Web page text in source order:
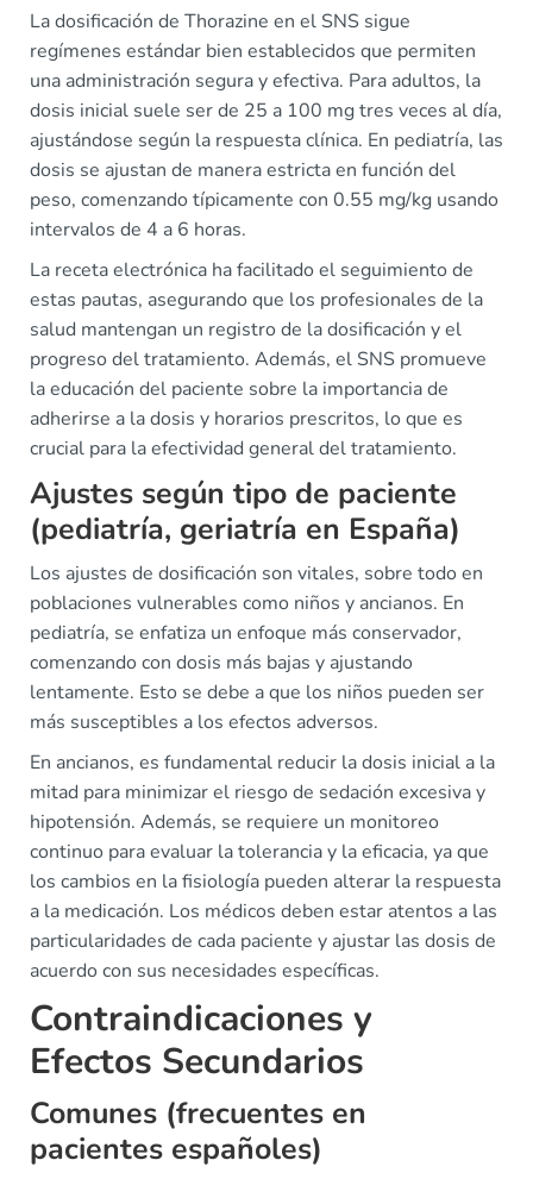
La dosificación de Thorazine en el SNS sigue
regímenes estándar bien establecidos que permiten
una administración segura y efectiva. Para adultos, la
dosis inicial suele ser de 25 a 100 mg tres veces al día,
ajustándose según la respuesta clínica. En pediatría, las
dosis se ajustan de manera estricta en función del
peso, comenzando típicamente con 0.55 mg/kg usando
intervalos de 4 a 6 horas.
La receta electrónica ha facilitado el seguimiento de
estas pautas, asegurando que los profesionales de la
salud mantengan un registro de la dosificación y el
progreso del tratamiento. Además, el SNS promueve
la educación del paciente sobre la importancia de
adherirse a la dosis y horarios prescritos, lo que es
crucial para la efectividad general del tratamiento.
Ajustes según tipo de paciente
(pediatría, geriatría en España)
Los ajustes de dosificación son vitales, sobre todo en
poblaciones vulnerables como niños y ancianos. En
pediatría, se enfatiza un enfoque más conservador,
comenzando con dosis más bajas y ajustando
lentamente. Esto se debe a que los niños pueden ser
más susceptibles a los efectos adversos.
En ancianos, es fundamental reducir la dosis inicial a la
mitad para minimizar el riesgo de sedación excesiva y
hipotensión. Además, se requiere un monitoreo
continuo para evaluar la tolerancia y la eficacia, ya que
los cambios en la fisiología pueden alterar la respuesta
a la medicación. Los médicos deben estar atentos a las
particularidades de cada paciente y ajustar las dosis de
acuerdo con sus necesidades específicas.
Contraindicaciones y
Efectos Secundarios
Comunes (frecuentes en
pacientes españoles)